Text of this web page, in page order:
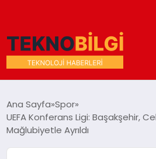
DÜNYA
Ana Sayfa Spor
UEFA Konferans Ligi: Başakşehir,
Mağlubiyetle Ayrıldı